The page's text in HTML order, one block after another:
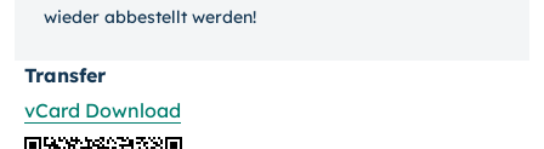
wieder ab­bestellt werden!
Transfer
vCard Download